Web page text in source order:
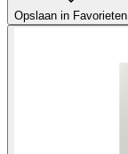
Opslaan in Favorieten